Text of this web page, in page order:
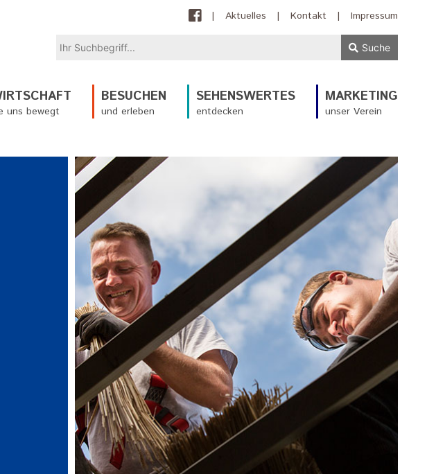
| Aktuelles | Kontakt | Impressum
Suche
uns bewegt
BESUCHEN
und erleben
SEHENSWERTES
entdecken
MARKETING
unser Verein